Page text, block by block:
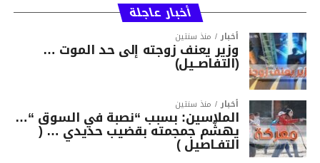
أخبار عاجلة
أخبار منذ سنتين
وزير يعنف زوجته إلى حد الموت …
(التفاصــيل)
أخبار منذ سنتين
الملاسين: بسبب “نصبة في السوق “…
يهشّم جمجمته بقضيب حديدي … (
التفـاصيل )